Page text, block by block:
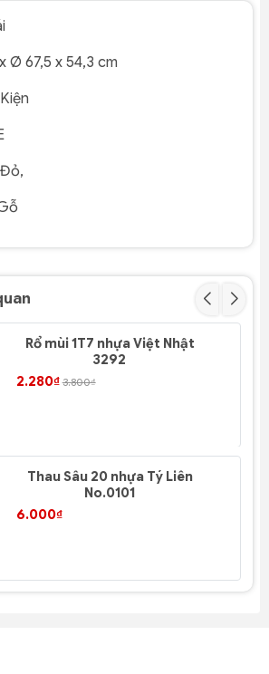
Ø 67,5 x 54,3 cm
Đỏ,
Rổ mùi 1T7 nhựa Việt Nhật
3292
2.280₫ 3.800₫
Thau Sâu 20 nhựa Tý Liên
No.0101
6.000₫